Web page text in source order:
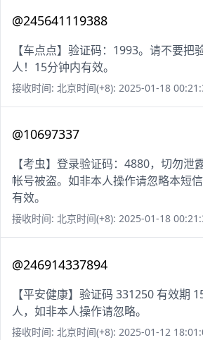
@245641119388
【车点点】验证码：1993。请不要把
人！15分钟内有效。
接收时间: 北京时间(+8): 2025-01-18
@10697337
【考虫】登录验证码：4880，切勿泄
帐号被盗。如非本人操作请忽略本短
有效。
接收时间: 北京时间(+8): 2025-01-18
@246914337894
【平安健康】验证码 331250 有效期
人，如非本人操作请忽略。
接收时间: 北京时间(+8): 2025-01-12